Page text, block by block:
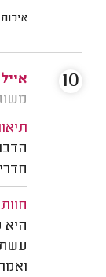
איכות
משוב: 20/
10